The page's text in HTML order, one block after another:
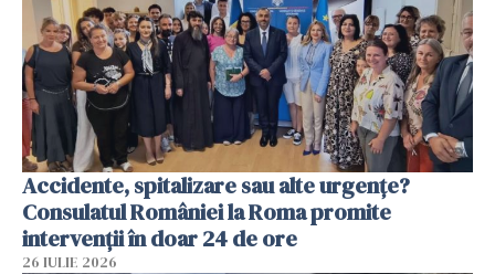
Accidente, spitalizare sau alte urgențe?
Consulatul României la Roma promite
intervenții în doar 24 de ore
26 IULIE 2026